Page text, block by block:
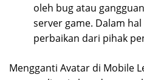
oleh bug atau
server game. Dalam
perbaikan dari pihak
Mengganti Avatar di Mobile